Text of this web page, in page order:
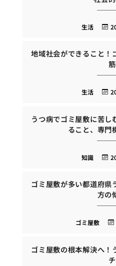
生活
地域社会ができること！
筋
生活
うつ病でゴミ屋敷に苦し
ること、専門
知識
ゴミ屋敷が多い都道府県
方の
ゴミ屋敷
ゴミ屋敷の根本解決へ！
チ